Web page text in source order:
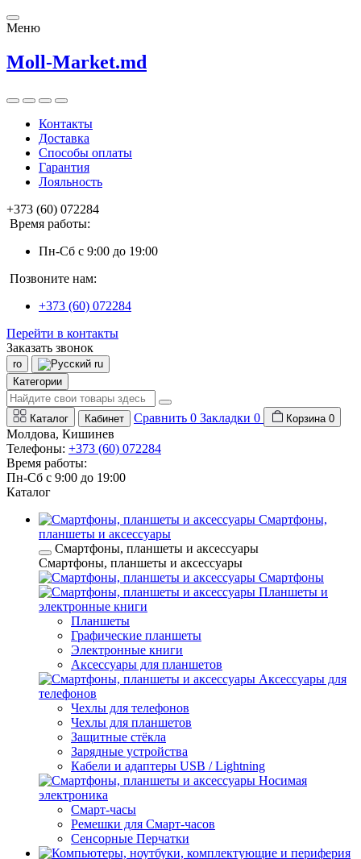
Меню
Moll-Market.md
Контакты
Доставка
Способы оплаты
Гарантия
Лояльность
+373 (60) 072284
Время работы:
Пн-Сб с 9:00 до 19:00
Позвоните нам:
+373 (60) 072284
Перейти в контакты
Заказать звонок
ro
ru
Категории
Каталог Кабинет Сравнить 0 Закладки 0 Корзина 0
Молдова, Кишинев
Телефоны: +373 (60) 072284
Время работы:
Пн-Сб с 9:00 до 19:00
Каталог
Смартфоны,
планшеты и аксессуары
Смартфоны, планшеты и аксессуары
Смартфоны, планшеты и аксессуары
Смартфоны
Планшеты и
электронные книги
Планшеты
Графические планшеты
Электронные книги
Аксессуары для планшетов
Аксессуары для
телефонов
Чехлы для телефонов
Чехлы для планшетов
Защитные стёкла
Зарядные устройства
Кабели и адаптеры USB / Lightning
Носимая
электроника
Смарт-часы
Ремешки для Смарт-часов
Сенсорные Перчатки